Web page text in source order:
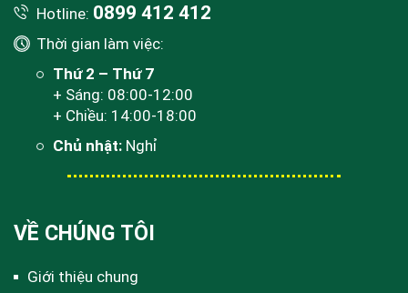
Hotline: 0899 412 412
Thời gian làm việc:
Thứ 2 – Thứ 7
+ Sáng: 08:00-12:00
+ Chiều: 14:00-18:00
Chủ nhật: Nghỉ
VỀ CHÚNG TÔI
Giới thiệu chung